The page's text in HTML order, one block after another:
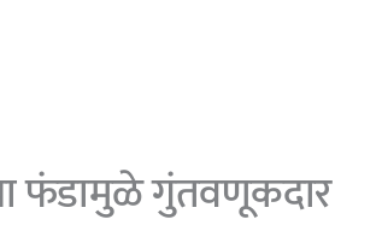
फंडामुळे गुंतवणूकदार